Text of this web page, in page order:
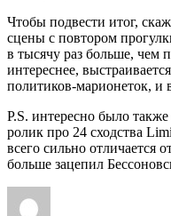
Чтобы подвести итог,
сцены с повтором
в тысячу раз больше, чем
интереснее,
политиков-марионеток, и
P.S. интересно было
ролик про 24 сходства
всего сильно отличается
больше зацепил